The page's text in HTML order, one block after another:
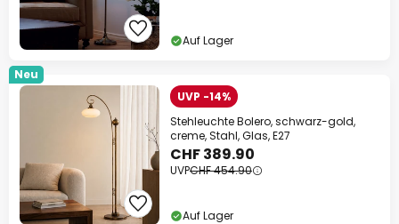
Auf Lager
Neu
UVP -14%
Stehleuchte Bolero, schwarz-gold,
creme, Stahl, Glas, E27
CHF 389.90
UVPCHF 454.90
Auf Lager